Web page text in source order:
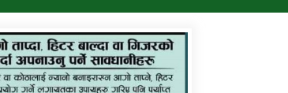
कर्णाली प्रविधि शिक्षालय जुम्लाको सुचना